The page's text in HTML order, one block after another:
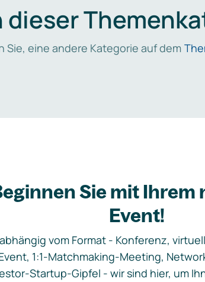
dieser
Sie, eine andere Kategorie auf dem
Sie mit Ihrem
Event!
vom Format - Konferenz,
1:1-Matchmaking-Meeting,
Startup-Gipfel - wir sind hier, um